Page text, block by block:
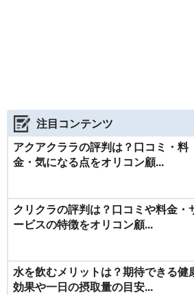
注目コンテンツ
アクアクララの評判は？口コミ・料
金・気になる点をオリコン顧...
クリクラの評判は？口コミや料金・
ービスの特徴をオリコン顧...
水を飲むメリットは？期待できる健
効果や一日の摂取量の目安...